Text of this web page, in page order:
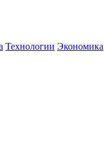
Технологии Экономика